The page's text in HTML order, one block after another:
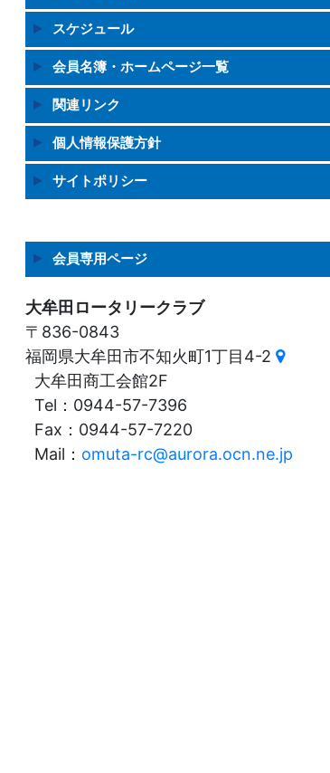
スケジュール
会員名簿・ホームページ一覧
関連リンク
個人情報保護方針
サイトポリシー
会員専用ページ
大牟田ロータリークラブ
〒836-0843
福岡県大牟田市不知火町1丁目4-2
大牟田商工会館2F
Tel：0944-57-7396
Fax：0944-57-7220
Mail： omuta-rc@aurora.ocn.ne.jp